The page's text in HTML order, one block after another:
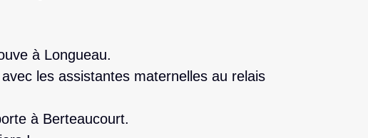
à Longueau.
les assistantes maternelles au relais
à Berteaucourt.